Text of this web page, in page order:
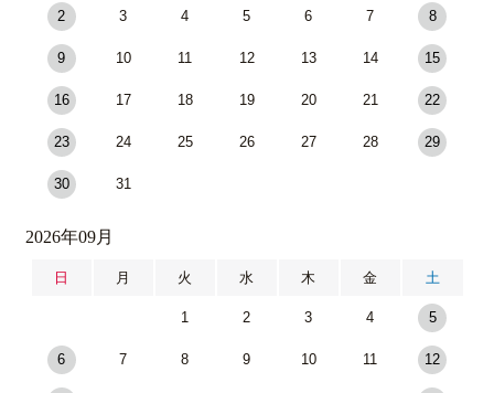
2 3 4 5 6 7 8
9 10 11 12 13 14 15
16 17 18 19 20 21 22
23 24 25 26 27 28 29
30 31
2026年09月
日 月 火 水 木 金 土
1 2 3 4 5
6 7 8 9 10 11 12